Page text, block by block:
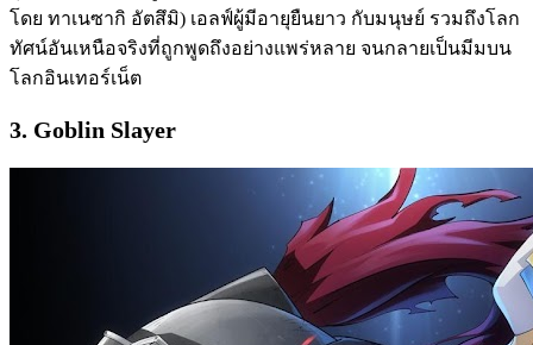
โดย ทาเนซากิ อัตสึมิ) เอลฟ์ผู้มีอายุยืนยาว กับมนุษย์ รวมถึงโลก
ทัศน์อันเหนือจริงที่ถูกพูดถึงอย่างแพร่หลาย จนกลายเป็นมีมบน
โลกอินเทอร์เน็ต
3. Goblin Slayer